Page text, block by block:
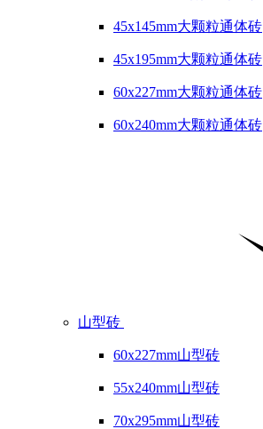
45x145mm大颗粒通体砖
45x195mm大颗粒通体砖
60x227mm大颗粒通体砖
60x240mm大颗粒通体砖
山型砖
60x227mm山型砖
55x240mm山型砖
70x295mm山型砖